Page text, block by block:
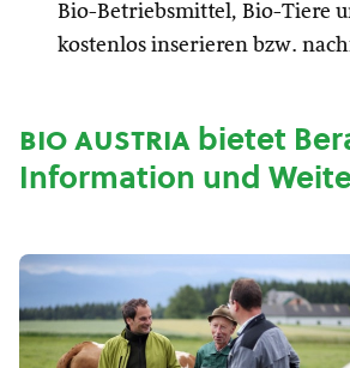
Bio-Betriebsmittel, Bio-Tiere
kostenlos inserieren bzw.
bio austriabietet
Information und